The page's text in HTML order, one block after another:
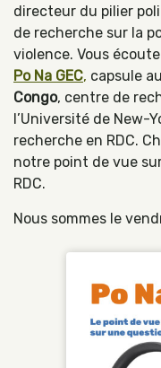
directeur du pilier
de recherche sur la
violence. Vous
Po Na GEC, capsule
Congo, centre de
l’Université de New-
recherche en RDC.
notre point de vue
RDC.
Nous sommes le